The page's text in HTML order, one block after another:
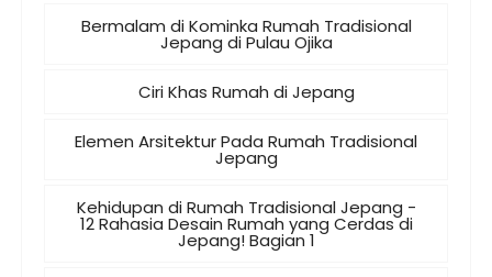
Bermalam di Kominka Rumah Tradisional
Jepang di Pulau Ojika
Ciri Khas Rumah di Jepang
Elemen Arsitektur Pada Rumah Tradisional
Jepang
Kehidupan di Rumah Tradisional Jepang -
12 Rahasia Desain Rumah yang Cerdas di
Jepang! Bagian 1